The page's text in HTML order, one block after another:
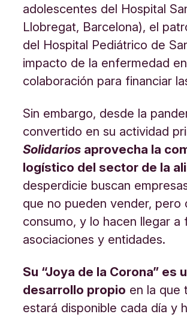
adolescentes del Hospital
Llobregat, Barcelona), el
del Hospital Pediátrico de
impacto de la enfermedad
colaboración para financiar
Sin embargo, desde la
convertido en su actividad
Solidarios aprovecha la
logístico del sector de la
desperdicie buscan
que no pueden vender,
consumo, y lo hacen llegar a
asociaciones y entidades.
Su “Joya de la Corona”
desarrollo propio en la que
estará disponible cada día y